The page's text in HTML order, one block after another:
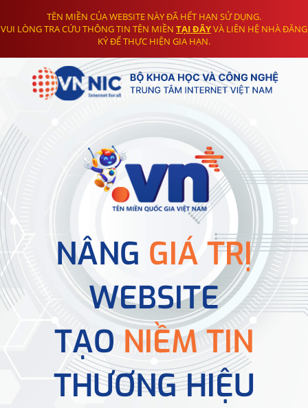
TÊN MIỀN CỦA WEBSITE NÀY ĐÃ HẾT HẠN SỬ DỤNG.
VUI LÒNG TRA CỨU THÔNG TIN TÊN MIỀN TẠI ĐÂYVÀ LIÊN HỆ NHÀ ĐĂNG
KÝ ĐỂ THỰC HIỆN GIA HẠN.
NÂNG GIÁ TRỊ
WEBSITE
TẠONIỀM TIN
THƯƠNG HIỆU